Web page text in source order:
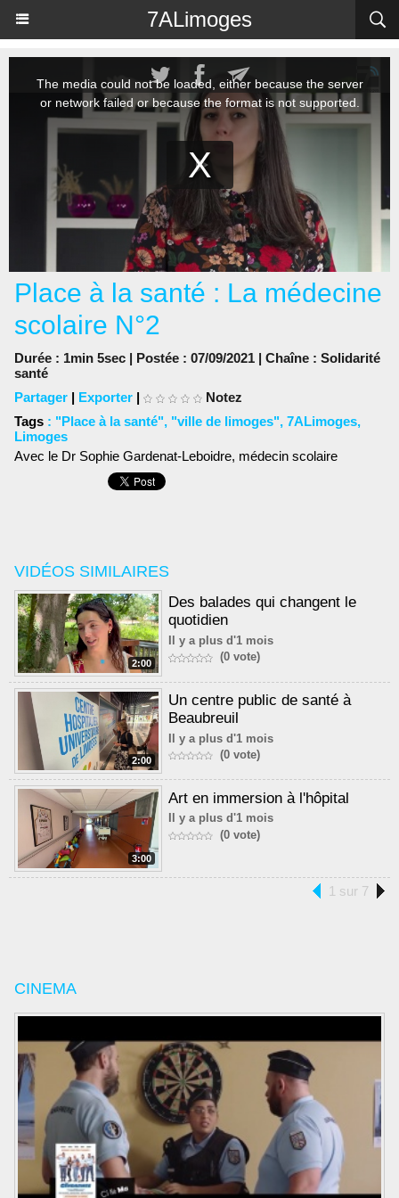
7ALimoges
VIDÉOS SIMILAIRES
2:00
Des balades qui changent le
quotidien
Il y a plus d'1 mois
(0 vote)
2:00
Un centre public de santé à
Beaubreuil
Il y a plus d'1 mois
(0 vote)
3:00
Art en immersion à l'hôpital
Il y a plus d'1 mois
(0 vote)
1 sur 7
CINEMA
Place à la santé : La médecine
scolaire N°2
Durée : 1min 5sec | Postée : 07/09/2021 | Chaîne : Solidarité
santé
Partager | Exporter |
Notez
Tags : "Place à la santé", "ville de limoges", 7ALimoges,
Limoges
Avec le Dr Sophie Gardenat-Leboidre, médecin scolaire